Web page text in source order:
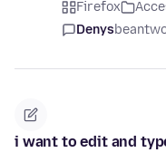
Firefox
Denys
i want to edit and